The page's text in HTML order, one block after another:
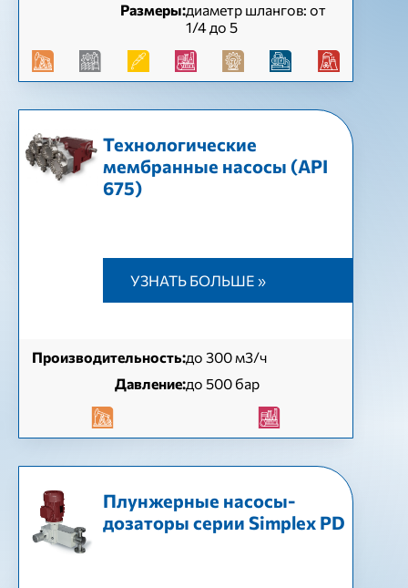
Размеры:диаметр шлангов: от
1/4 до 5
Технологические
мембранные насосы (API
675)
УЗНАТЬ БОЛЬШЕ »
Производительность:до 300 м3/ч
Давление:до 500 бар
Плунжерные насосы-
дозаторы серии Simplex PD